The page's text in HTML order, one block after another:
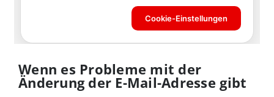
Wenn es Probleme mit der
Änderung der E-Mail-Adresse gibt